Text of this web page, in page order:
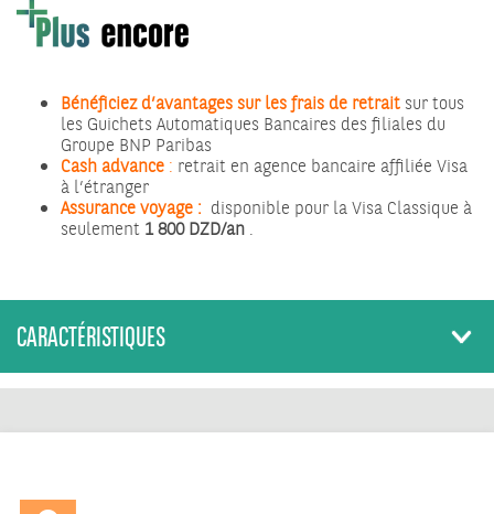
Bénéficiez d’avantages sur les frais de retrait sur tous
les Guichets Automatiques Bancaires des filiales du
Groupe BNP Paribas
Cash advance : retrait en agence bancaire affiliée Visa
à l’étranger
Assurance voyage : disponible pour la Visa Classique à
seulement 1 800 DZD/an .
CARACTÉRISTIQUES